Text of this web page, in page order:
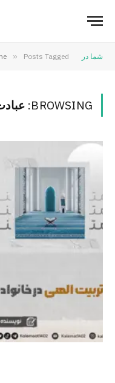
شما در » Posts Tagged "عبادت قلب و زبان"
BROWSING: